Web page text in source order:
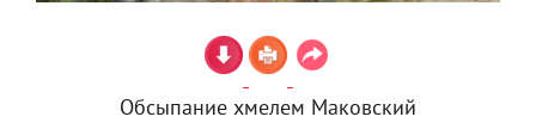
Обсыпание хмелем Маковский